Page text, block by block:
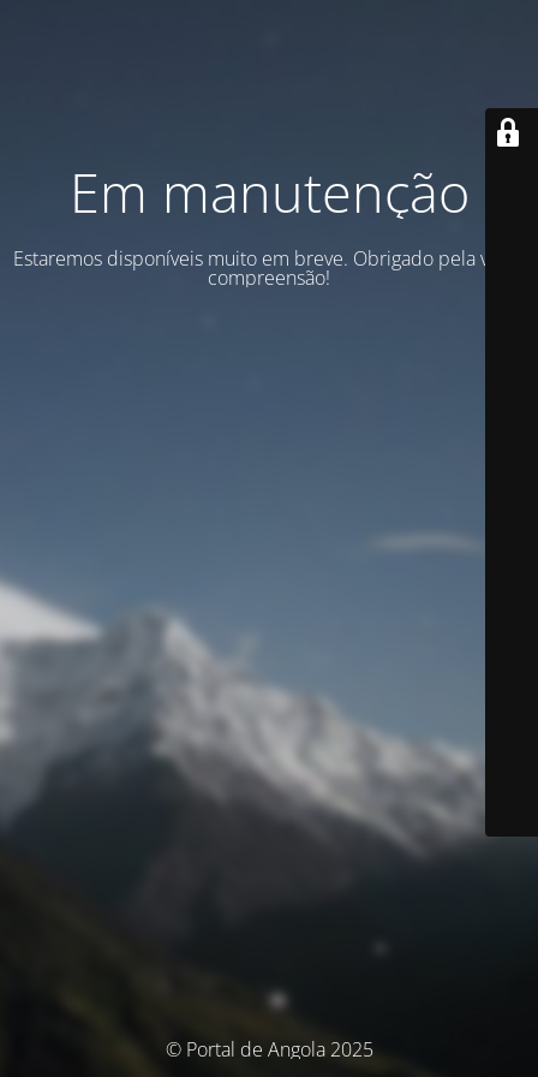
Em manutenção
Estaremos disponíveis muito em breve. Obrigado pela vossa
compreensão!
© Portal de Angola 2025